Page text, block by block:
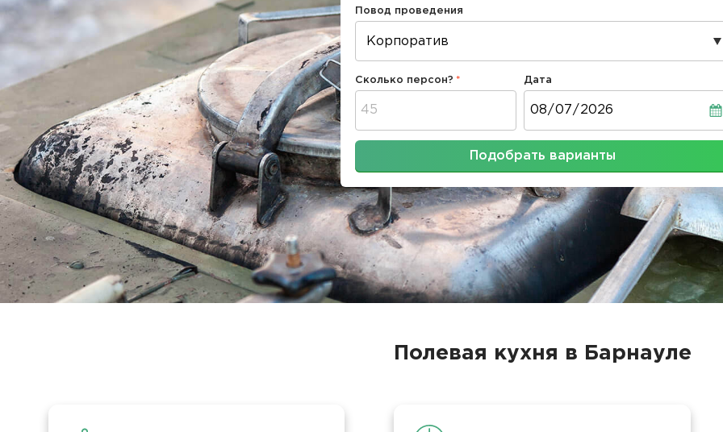
Повод проведения
Сколько персон? Дата
Подобрать варианты
Полевая кухня в Барнауле